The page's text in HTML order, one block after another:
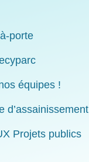
porte
équipes !
d’assainissement
Projets publics